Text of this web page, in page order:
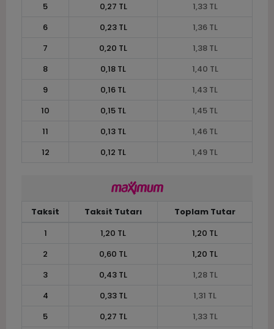
5
0,27 TL
1,33 TL
6
0,23 TL
1,36 TL
7
0,20 TL
1,38 TL
8
0,18 TL
1,40 TL
9
0,16 TL
1,43 TL
10
0,15 TL
1,45 TL
11
0,13 TL
1,46 TL
12
0,12 TL 1,49 TL
Taksit Taksit Tutarı
Toplam Tutar
1
1,20 TL
1,20 TL
2
0,60 TL
1,20 TL
3
0,43 TL
1,28 TL
4
0,33 TL
1,31 TL
5
0,27 TL 1,33 TL